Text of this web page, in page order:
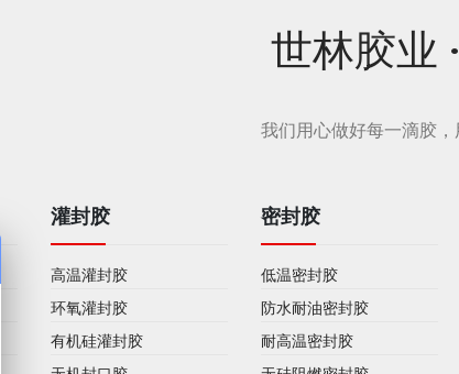
世林胶业
我们用心做好每一滴胶，
灌封胶
高温灌封胶
环氧灌封胶
有机硅灌封胶
密封胶
低温密封胶
防水耐油密封胶
耐高温密封胶